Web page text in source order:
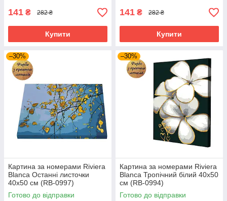
141 ₴ 282 ₴
Купити
141 ₴ 282 ₴
Купити
–30%
Картина за номерами Riviera
Blanca Останні листочки
40x50 см (RB-0997)
Готово до відправки
–30%
Картина за номерами Riviera
Blanca Тропічний білий 40x50
см (RB-0994)
Готово до відправки